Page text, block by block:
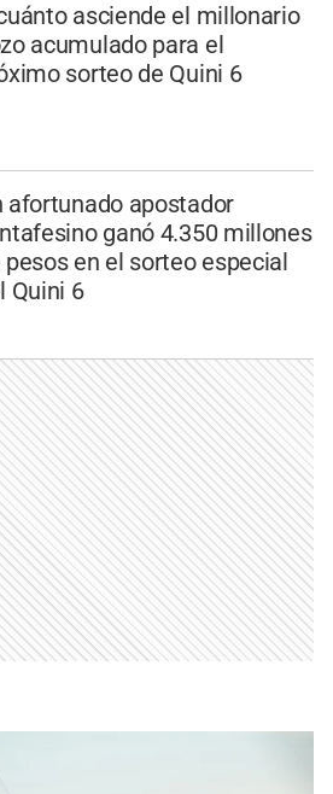
asciende el millonario
acumulado para el
sorteo de Quini 6
afortunado apostador
ganó 4.350 millones
pesos en el sorteo especial
Quini 6